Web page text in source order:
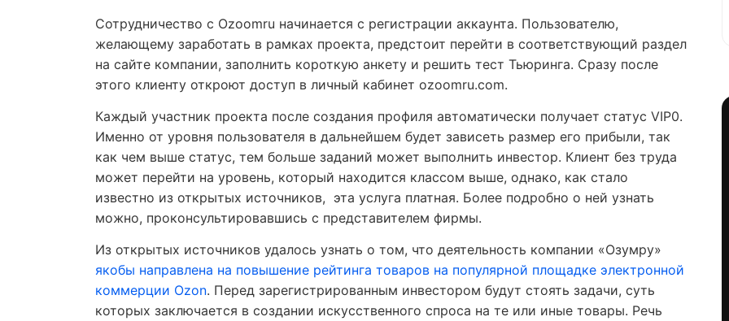
Сотрудничество с Ozoomru начинается с регистрации аккаунта. Пользователю,
желающему заработать в рамках проекта, предстоит перейти в соответствующий раздел
на сайте компании, заполнить короткую анкету и решить тест Тьюринга. Сразу после
этого клиенту откроют доступ в личный кабинет ozoomru.com.
Каждый участник проекта после создания профиля автоматически получает статус VIP0.
Именно от уровня пользователя в дальнейшем будет зависеть размер его прибыли, так
как чем выше статус, тем больше заданий может выполнить инвестор. Клиент без труда
может перейти на уровень, который находится классом выше, однако, как стало
известно из открытых источников, эта услуга платная. Более подробно о ней узнать
можно, проконсультировавшись с представителем фирмы.
Из открытых источников удалось узнать о том, что деятельность компании «Озумру»
якобы направлена на повышение рейтинга товаров на популярной площадке электронной
коммерции Ozon. Перед зарегистрированным инвестором будут стоять задачи, суть
которых заключается в создании искусственного спроса на те или иные товары. Речь